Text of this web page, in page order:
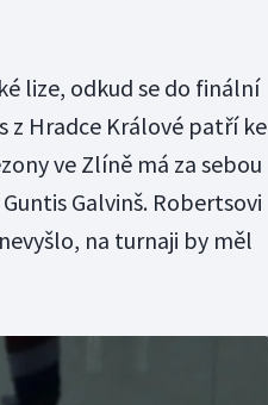
lize, odkud se do finální
z Hradce Králové patří ke
ve Zlíně má za sebou
Galvinš. Robertsovi
na turnaji by měl